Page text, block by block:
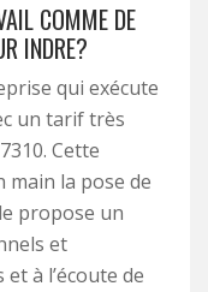
COMME DE
INDRE?
qui exécute
un tarif très
Cette
la pose de
propose un
et
à l’écoute de